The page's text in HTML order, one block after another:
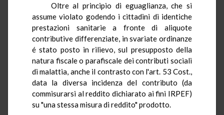
Oltre al principio di eguaglianza, che si
assume violato godendo i cittadini di identiche
prestazioni sanitarie a fronte di aliquote
contributive differenziate, in svariate ordinanze
é stato posto in rilievo, sul presupposto della
natura fiscale o parafiscale dei contributi sociali
di malattia, anche il contrasto con l'art. 53 Cost.,
data la diversa incidenza del contributo (da
commisurarsi al reddito dichiarato ai fini IRPEF)
su "una stessa misura di reddito" prodotto.